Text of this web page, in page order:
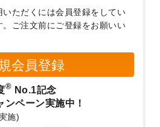
ただくには会員登録をしてい
ご注文前にご登録をお願いい
会員登録
® No.1記念
ペーン実施中！
施)